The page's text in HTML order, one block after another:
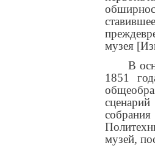
музея
В
1851
музей,